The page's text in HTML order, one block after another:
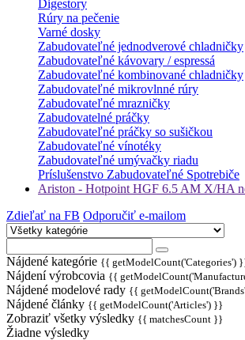
Digestory
Rúry na pečenie
Varné dosky
Zabudovateľné jednodverové chladničky
Zabudovateľné kávovary / espressá
Zabudovateľné kombinované chladničky
Zabudovateľné mikrovlnné rúry
Zabudovateľné mrazničky
Zabudovatelné práčky
Zabudovateľné práčky so sušičkou
Zabudovateľné vínotéky
Zabudovateľné umývačky riadu
Príslušenstvo Zabudovateľné Spotrebiče
Ariston - Hotpoint HGF 6.5 AM X/HA
Zdieľať na FB Odporučiť e-mailom
Nájdené kategórie {{ getModelCount('Categories')
Nájdení výrobcovia {{
Nájdené modelové rady {{
Nájdené články {{ getModelCount('Articles') }}
Zobraziť všetky výsledky {{ matchesCount }}
Žiadne výsledky